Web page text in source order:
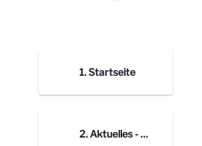
1. Startseite
2. Aktuelles - Bilder Blogbeiträge